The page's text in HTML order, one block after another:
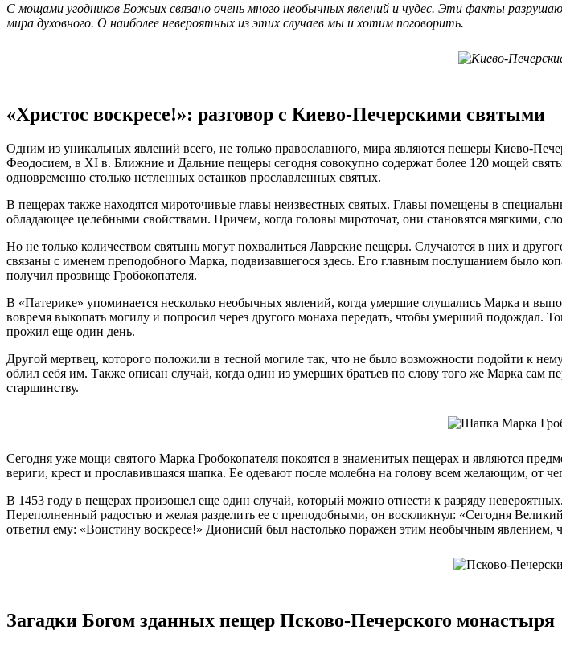
С мощами угодников Божьих связано очень много необычных явлений и чудес. Эти факты
мира духовного. О наиболее невероятных из этих случаев мы и хотим поговорить.
«Христос воскресе!»: разговор с Киево-Печерскими святыми
Одним из уникальных явлений всего, не только православного, мира являются пещеры Киево-
Феодосием, в XI в. Ближние и Дальние пещеры сегодня совокупно содержат более 120 мощей
одновременно столько нетленных останков прославленных святых.
В пещерах также находятся мироточивые главы неизвестных святых. Главы помещены в
обладающее целебными свойствами. Причем, когда головы мироточат, они становятся мягкими,
Но не только количеством святынь могут похвалиться Лаврские пещеры. Случаются в них и
связаны с именем преподобного Марка, подвизавшегося здесь. Его главным послушанием было
получил прозвище Гробокопателя.
В «Патерике» упоминается несколько необычных явлений, когда умершие слушались Марка и
вовремя выкопать могилу и попросил через другого монаха передать, чтобы умерший подождал.
прожил еще один день.
Другой мертвец, которого положили в тесной могиле так, что не было возможности подойти к
облил себя им. Также описан случай, когда один из умерших братьев по слову того же Марка сам
старшинству.
Сегодня уже мощи святого Марка Гробокопателя покоятся в знаменитых пещерах и являются
вериги, крест и прославившаяся шапка. Ее одевают после молебна на голову всем желающим, от
В 1453 году в пещерах произошел еще один случай, который можно отнести к разряду
Переполненный радостью и желая разделить ее с преподобными, он воскликнул: «Сегодня
ответил ему: «Воистину воскресе!» Дионисий был настолько поражен этим необычным явлением,
Загадки Богом зданных пещер Псково-Печерского монастыря